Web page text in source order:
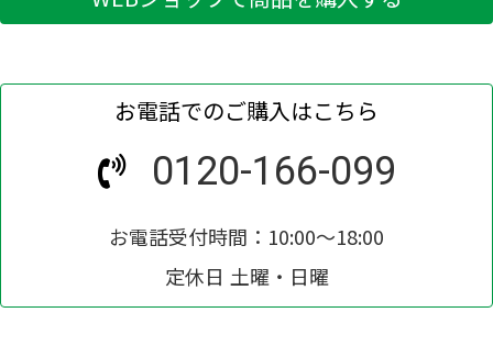
お電話でのご購入はこちら
0120-166-099
お電話受付時間：10:00～18:00
定休日 土曜・日曜